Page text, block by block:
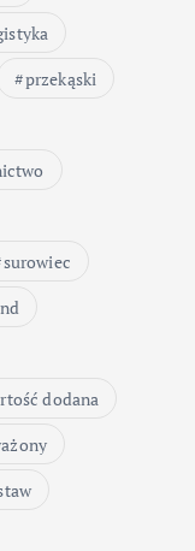
przekąski
surowiec
dodana